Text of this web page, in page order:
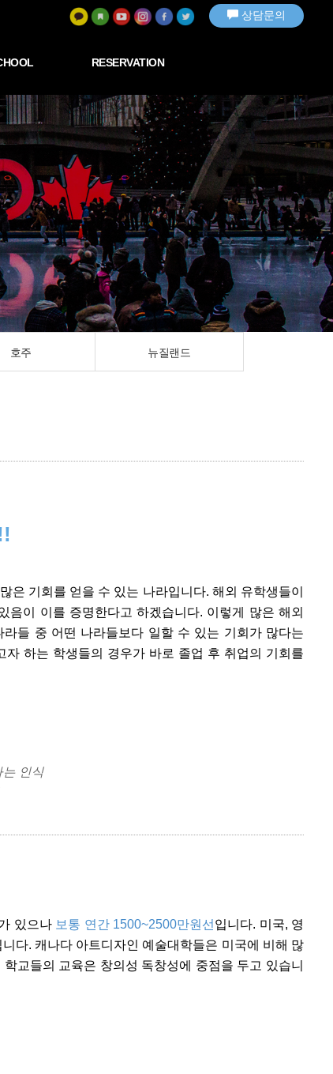
상담문의
RESERVATION
호주 뉴질랜드
은 기회를 얻을 수 있는 나라입니다. 해외 유학생들이
음이 이를 증명한다고 하겠습니다. 이렇게 많은 해외
들 중 어떤 나라들보다 일할 수 있는 기회가 많다는
자 하는 학생들의 경우가 바로 졸업 후 취업의 기회를
는 인식
있으나 보통 연간 1500~2500만원선 입니다. 미국, 영
다. 캐나다 아트디자인 예술대학들은 미국에 비해 많
교들의 교육은 창의성 독창성에 중점을 두고 있습니